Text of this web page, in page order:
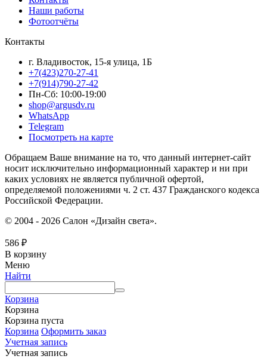
Наши работы
Фотоотчёты
Контакты
г. Владивосток, 15-я улица, 1Б
+7(423)270-27-41
+7(914)790-27-42
Пн-Сб: 10:00-19:00
shop@argusdv.ru
WhatsApp
Telegram
Посмотреть на карте
Обращаем Ваше внимание на то, что данный интернет-сайт
носит исключительно информационный характер и ни при
каких условиях не является публичной офертой,
определяемой положениями ч. 2 ст. 437 Гражданского кодекса
Российской Федерации.
© 2004 - 2026 Салон «Дизайн света».
586 ₽
В корзину
Меню
Найти
Корзина
Корзина
Корзина пуста
Корзина Оформить заказ
Учетная запись
Учетная запись